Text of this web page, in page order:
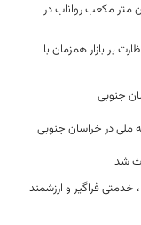
خراسان جنوبی مدیریت ۱۵ میلیون متر مکعب رواناب در
بر بازار همزمان با
در خراسان جنوبی
شد
فراگیر و ارزشمند